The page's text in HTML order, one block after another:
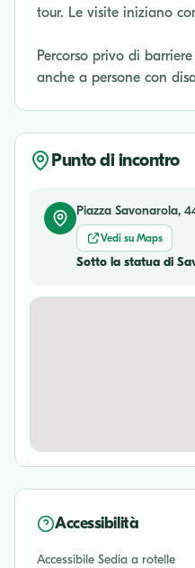
tour. Le visite iniziano
Percorso privo di
anche a persone con
Punto di incontro
Piazza Savonarola,
Vedi su Maps
Sotto la statua di
Accessibilità
Accessibile Sedia a rotelle